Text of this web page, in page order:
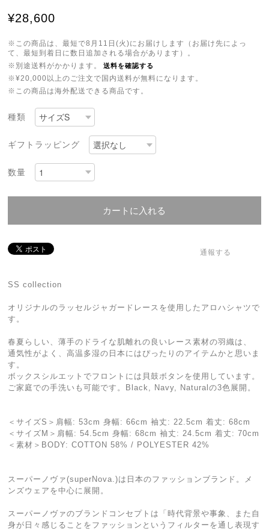
¥28,600
※この商品は、最短で8月11日(火)にお届けします（お届け先によっ
て、最短到着日に数日追加される場合があります）。
※別途送料がかかります。
送料を確認する
※¥20,000以上のご注文で国内送料が無料になります。
※この商品は海外配送できる商品です。
種類
ギフトラッピング
数量
カートに入れる
通報する
SS collection
オリジナルのラッセルジャガードレースを使用したアロハシャツで
す。
春夏らしい、薄手のドライな肌離れの良いレース素材の羽織は、
通気性がよく、高温多湿の日本にはぴったりのアイテムかと思いま
す。
ボックスシルエットでフロントには貝鼓ボタンを使用しています。
ご家庭での手洗いも可能です。Black, Navy, Naturalの3色展開。
＜サイズS＞肩幅: 53cm 身幅: 66cm 袖丈: 22.5cm 着丈: 68cm
＜サイズM＞肩幅: 54.5cm 身幅: 68cm 袖丈: 24.5cm 着丈: 70cm
＜素材＞BODY: COTTON 58% / POLYESTER 42%
スーパーノヴァ(superNova.)は日本のファッションブランド。メ
ンズウェアを中心に展開。
スーパーノヴァのブランドコンセプトは「時代背景や事象、また自
身が日々感じることをファッションというフィルターを通し表現す